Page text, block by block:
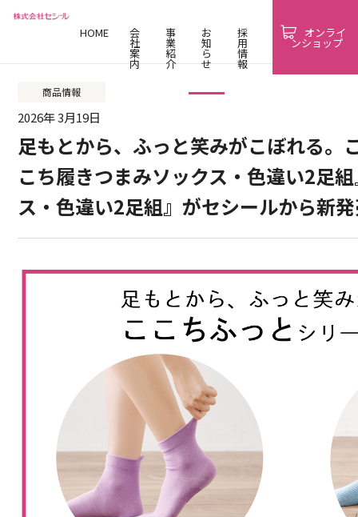
HOME 会
社
案
内
事
業
紹
介
お
知
ら
せ
採
用
情
報
オンライ
ンショップ
商品情報
2026年 3月19日
足もとから、ふっと笑みがこぼれる。
こち履きつまみソックス・色違い2足
ス・色違い2足組』がセシールから新